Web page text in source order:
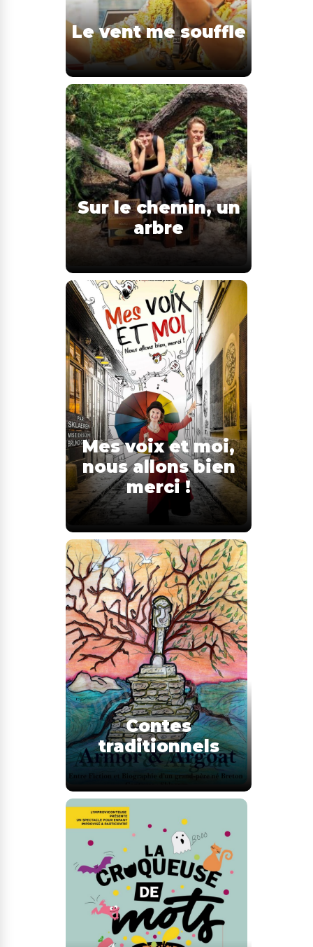
Le vent me souffle
Sur le chemin, un
arbre
Mes voix et moi,
nous allons bien
merci !
Contes
traditionnels